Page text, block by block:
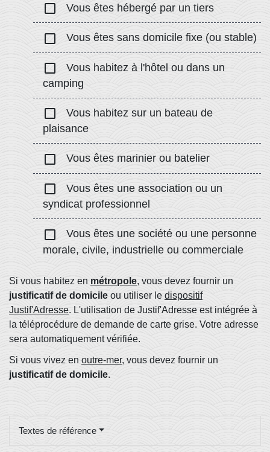
check_box_outline_blank Vous êtes hébergé par un tiers
check_box_outline_blank Vous êtes sans domicile fixe (ou stable)
check_box_outline_blank
Vous habitez à l'hôtel ou dans un
camping
check_box_outline_blank
Vous habitez sur un bateau de
plaisance
check_box_outline_blank Vous êtes marinier ou batelier
check_box_outline_blank
Vous êtes une association ou un
syndicat professionnel
check_box_outline_blank
Vous êtes une société ou une personne
morale, civile, industrielle ou commerciale
Si vous habitez en métropole, vous devez fournir un
justificatif de domicile ou utiliser le dispositif
Justif'Adresse. L'utilisation de Justif'Adresse est intégrée à
la téléprocédure de demande de carte grise. Votre adresse
sera automatiquement vérifiée.
Si vous vivez en outre-mer, vous devez fournir un
justificatif de domicile.
Textes de référence